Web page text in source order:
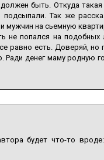
быть. Откуда
Так же
на сьемную
не попался на подобных
равно есть. Доверяй, но
денег маму родную
будет что-то